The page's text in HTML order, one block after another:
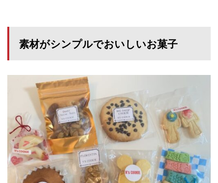
素材がシンプルでおいしいお菓子